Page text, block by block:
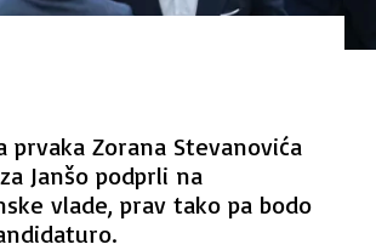
Zorana Stevanovića
Janšo podprli na
vlade, prav tako pa bodo